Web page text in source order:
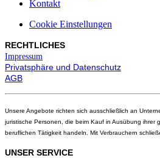
Kontakt
Cookie Einstellungen
RECHTLICHES
Impressum
Privatsphäre und Datenschutz
AGB
Unsere Angebote richten sich ausschließlich an
juristische Personen, die beim Kauf in Ausübung ihrer
beruflichen Tätigkeit handeln. Mit Verbrauchern
UNSER SERVICE